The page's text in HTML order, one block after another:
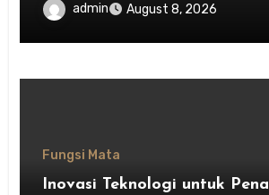
admin August 8, 2026
Fungsi Mata
Inovasi Teknologi untuk